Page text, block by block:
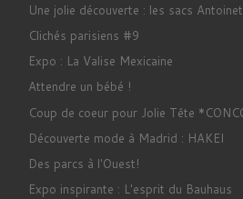
Une jolie découverte : les sacs
Clichés parisiens #9
Expo : La Valise Mexicaine
Attendre un bébé !
Coup de coeur pour Jolie Tête
Découverte mode à Madrid : HAKEI
Des parcs à l'Ouest!
Expo inspirante : L'esprit du Bauhaus